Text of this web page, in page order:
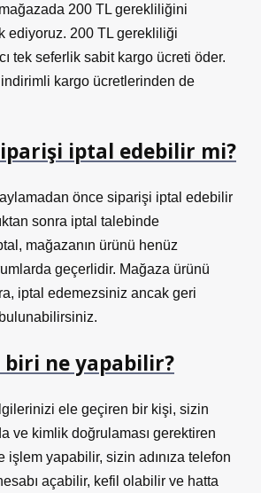
mağazada 200 TL gerekliliğini
ediyoruz. 200 TL gerekliliği
tek seferlik sabit kargo ücreti öder.
indirimli kargo ücretlerinden de
iptal edebilir mi?
önce siparişi iptal edebilir
sonra iptal talebinde
mağazanın ürünü henüz
geçerlidir. Mağaza ürünü
iptal edemezsiniz ancak geri
biri ne yapabilir?
ele geçiren bir kişi, sizin
ve kimlik doğrulaması gerektiren
işlem yapabilir, sizin adınıza telefon
açabilir, kefil olabilir ve hatta